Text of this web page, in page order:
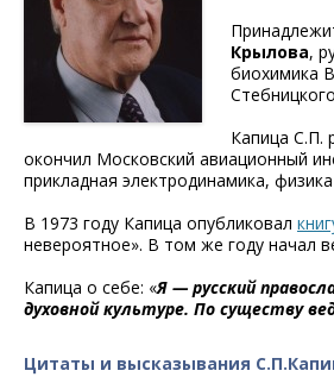
Крылова,
биохимика
Капица С.П.
окончил Московский авиационный
прикладная электродинамика,
В 1973 году Капица опубликовал
невероятное». В том же году начал
Капица о себе: «Я — русский
духовной культуре. По существу
Цитаты и высказывания